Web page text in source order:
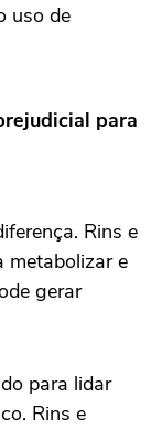
uso de
para
Rins e
metabolizar e
gerar
para lidar
Rins e